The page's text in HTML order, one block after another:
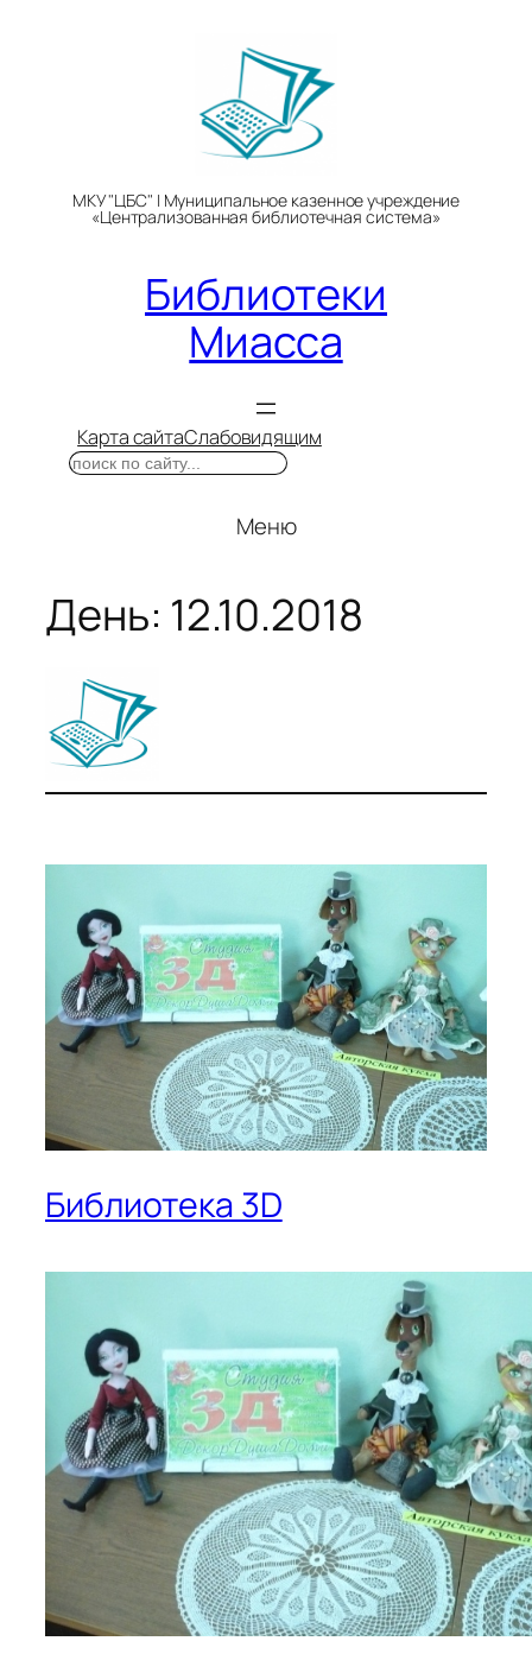
МКУ "ЦБС" | Муниципальное казенное учреждение
«Централизованная библиотечная система»
Библиотеки
Миасса
Карта сайтаСлабовидящим
Поиск
Меню
День: 12.10.2018
Библиотека 3D